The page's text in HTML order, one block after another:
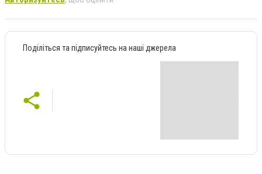
Поділіться та підписуйтесь на наші джерела